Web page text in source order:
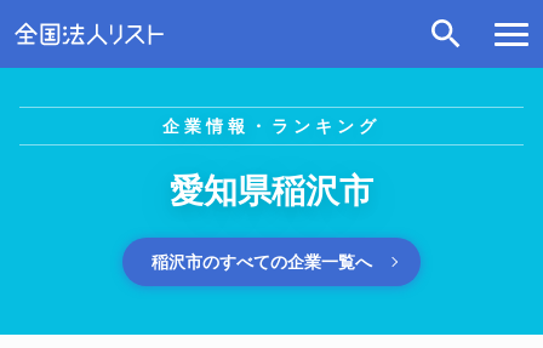
企業情報・ランキング
愛知県稲沢市
稲沢市のすべての企業一覧へ